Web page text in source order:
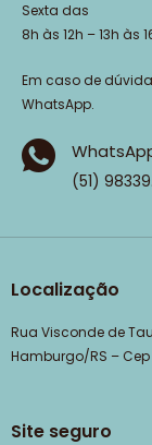
Sexta das
8h às 12h – 13h às
Em caso de
WhatsApp.
(51)
Localização
Rua Visconde de
Hamburgo/RS – Cep
Site seguro